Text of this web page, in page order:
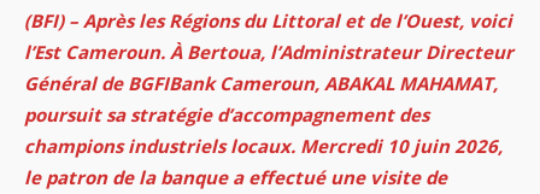
(BFI) – Après les Régions du Littoral et de l’Ouest, voici
l’Est Cameroun. À Bertoua, l’Administrateur Directeur
Général de BGFIBank Cameroun, ABAKAL MAHAMAT,
poursuit sa stratégie d’accompagnement des
champions industriels locaux. Mercredi 10 juin 2026,
le patron de la banque a effectué une visite de